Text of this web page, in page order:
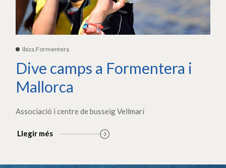
Ibiza,Formentera
Dive camps a Formentera i
Mallorca
Associació i centre de busseig Vellmarí
Llegir més